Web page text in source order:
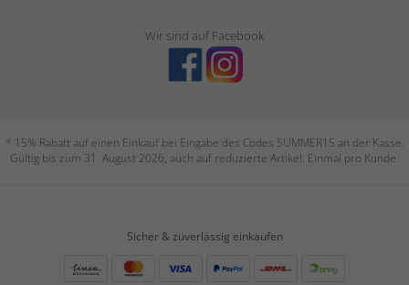
Wir sind auf Facebook
* 15% Rabatt auf einen Einkauf bei Eingabe des Codes SUMMER15 an der Kasse.
Gültig bis zum 31. August 2026, auch auf reduzierte Artikel. Einmal pro Kunde.
Sicher & zuverlässig einkaufen